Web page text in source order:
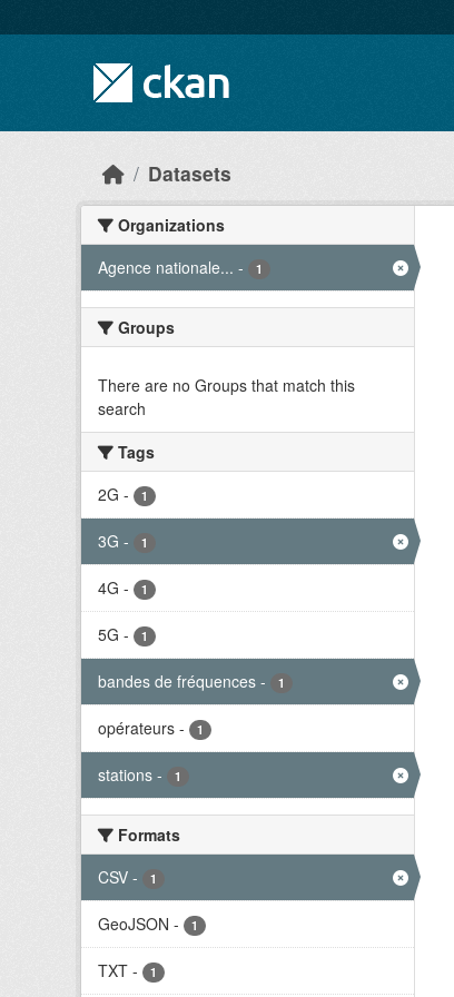
Datasets
Organizations
Agence nationale... - 1
Groups
There are no Groups that match this
search
Tags
2G - 1
3G - 1
4G - 1
5G - 1
bandes de fréquences - 1
opérateurs - 1
stations - 1
Formats
CSV - 1
GeoJSON - 1
TXT - 1